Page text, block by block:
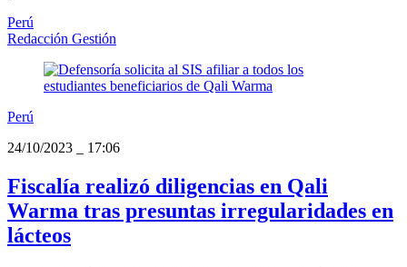
Perú
Redacción Gestión
Perú
24/10/2023
17:06
Fiscalía realizó diligencias en Qali
Warma tras presuntas irregularidades en
lácteos